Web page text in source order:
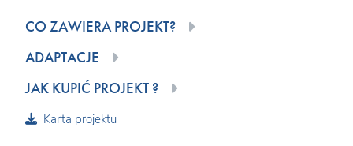
CO ZAWIERA PROJEKT?
ADAPTACJE
JAK KUPIĆ PROJEKT ?
Karta projektu